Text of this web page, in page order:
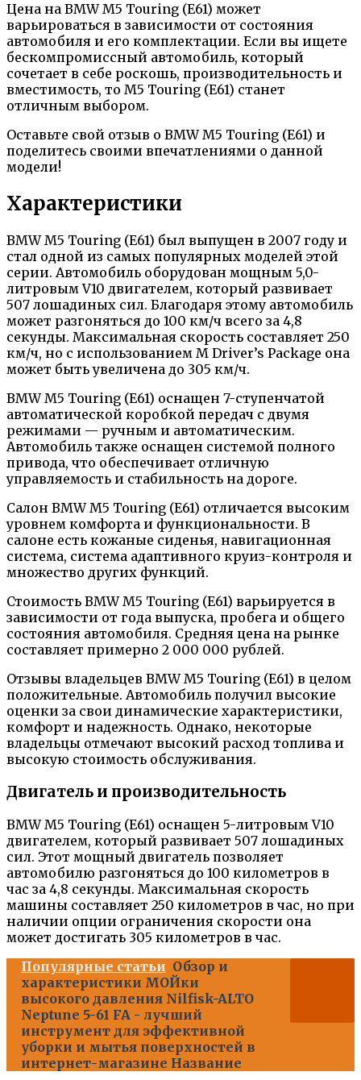
Цена на BMW M5 Touring (E61) может
варьироваться в зависимости от состояния
автомобиля и его комплектации. Если вы ищете
бескомпромиссный автомобиль, который
сочетает в себе роскошь, производительность и
вместимость, то M5 Touring (E61) станет
отличным выбором.
Оставьте свой отзыв о BMW M5 Touring (E61) и
поделитесь своими впечатлениями о данной
модели!
Характеристики
BMW M5 Touring (E61) был выпущен в 2007 году и
стал одной из самых популярных моделей этой
серии. Автомобиль оборудован мощным 5,0-
литровым V10 двигателем, который развивает
507 лошадиных сил. Благодаря этому автомобиль
может разгоняться до 100 км/ч всего за 4,8
секунды. Максимальная скорость составляет 250
км/ч, но с использованием M Driver’s Package она
может быть увеличена до 305 км/ч.
BMW M5 Touring (E61) оснащен 7-ступенчатой
автоматической коробкой передач с двумя
режимами — ручным и автоматическим.
Автомобиль также оснащен системой полного
привода, что обеспечивает отличную
управляемость и стабильность на дороге.
Салон BMW M5 Touring (E61) отличается высоким
уровнем комфорта и функциональности. В
салоне есть кожаные сиденья, навигационная
система, система адаптивного круиз-контроля и
множество других функций.
Стоимость BMW M5 Touring (E61) варьируется в
зависимости от года выпуска, пробега и общего
состояния автомобиля. Средняя цена на рынке
составляет примерно 2 000 000 рублей.
Отзывы владельцев BMW M5 Touring (E61) в целом
положительные. Автомобиль получил высокие
оценки за свои динамические характеристики,
комфорт и надежность. Однако, некоторые
владельцы отмечают высокий расход топлива и
высокую стоимость обслуживания.
Двигатель и производительность
BMW M5 Touring (E61) оснащен 5-литровым V10
двигателем, который развивает 507 лошадиных
сил. Этот мощный двигатель позволяет
автомобилю разгоняться до 100 километров в
час за 4,8 секунды. Максимальная скорость
машины составляет 250 километров в час, но при
наличии опции ограничения скорости она
может достигать 305 километров в час.
Популярные статьи Обзор и
характеристики МОЙки
высокого давления Nilfisk-ALTO
Neptune 5-61 FA - лучший
инструмент для эффективной
уборки и мытья поверхностей в
интернет-магазине Название